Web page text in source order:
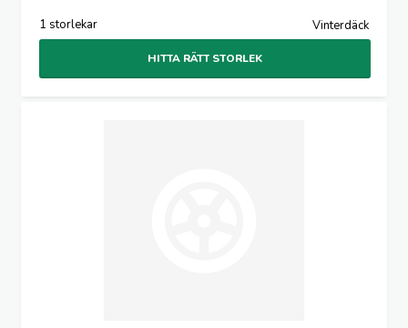
1 storlekar Vinterdäck
HITTA RÄTT STORLEK